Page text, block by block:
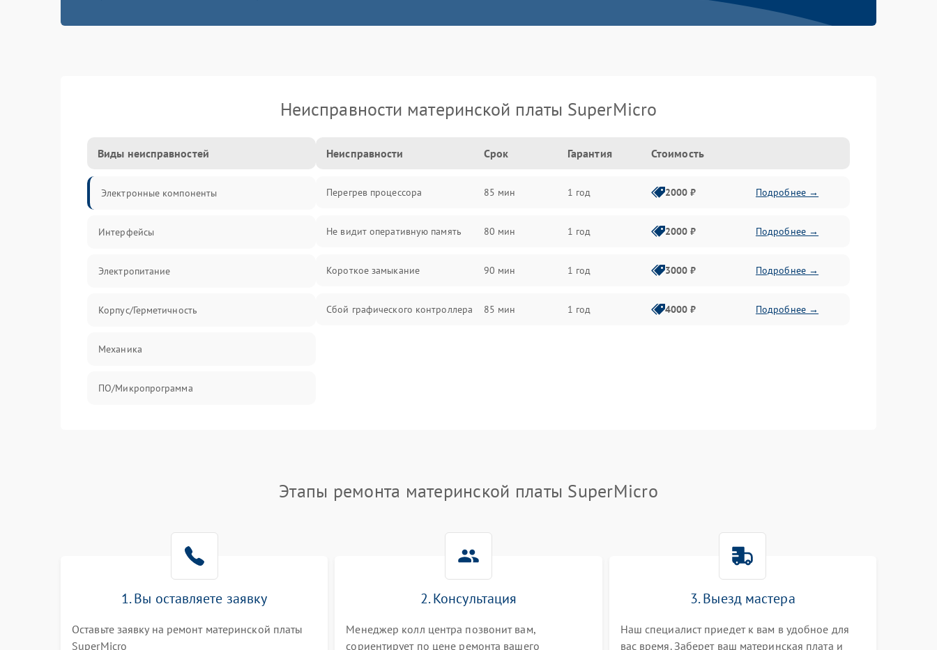
Неисправности материнской платы SuperMicro
Виды неисправностей
Электронные компоненты
Интерфейсы
Электропитание
Корпус/Герметичность
Механика
ПО/Микропрограмма
Неисправности Срок Гарантия Стоимость
Перегрев процессора 85 мин 1 год 2000 ₽ Подробнее →
Не видит оперативную память 80 мин 1 год 2000 ₽ Подробнее →
Короткое замыкание 90 мин 1 год 3000 ₽ Подробнее →
Сбой графического контроллера 85 мин 1 год 4000 ₽ Подробнее →
Этапы ремонта материнской платы SuperMicro
1. Вы оставляете заявку
Оставьте заявку на ремонт материнской платы
SuperMicro
2. Консультация
Менеджер колл центра позвонит вам,
сориентирует по цене ремонта вашего
3. Выезд мастера
Наш специалист приедет к вам в удобное для
вас время. Заберет ваш материнская плата и